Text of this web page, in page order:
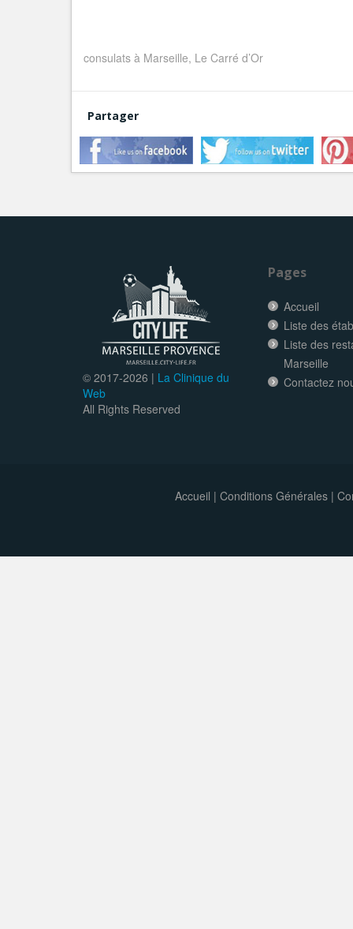
consulats à Marseille, Le Carré d’Or
Partager
© 2017-2026 | La Clinique du
Web
All Rights Reserved
Pages
Accueil
Liste des
Liste des
Marseille
Contactez
Accueil | Conditions Générales|